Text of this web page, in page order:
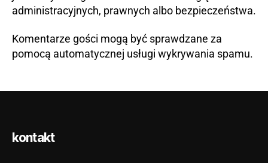
administracyjnych, prawnych albo bezpieczeństwa.
Komentarze gości mogą być sprawdzane za
pomocą automatycznej usługi wykrywania spamu.
kontakt